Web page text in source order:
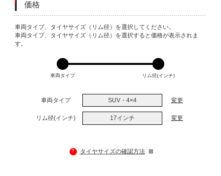
価格
VARIATIONS
車両タイプ、タイヤサイズ（リム径）を選択してください。
車両タイプ、タイヤサイズ（リム径）を選択すると価格が表示されま
す。
車両タイプ リム径(インチ)
車両タイプ SUV・4×4 変更
リム径(インチ) 17インチ 変更
? タイヤサイズの確認方法